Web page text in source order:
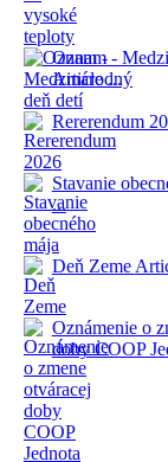
Oznam -
Article ...
Rererendum
Stavanie
...
Deň Zeme
Oznámenie o
doby COOP